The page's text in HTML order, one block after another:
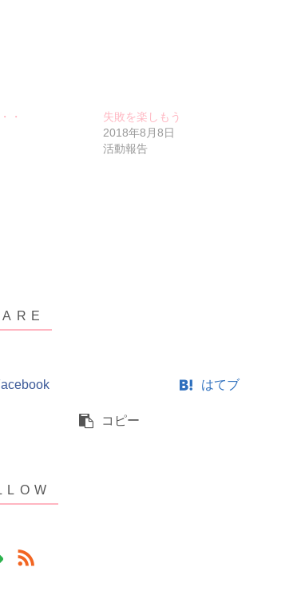
・
失敗を楽しもう
2018年8月8日
活動報告
はてブ
コピー